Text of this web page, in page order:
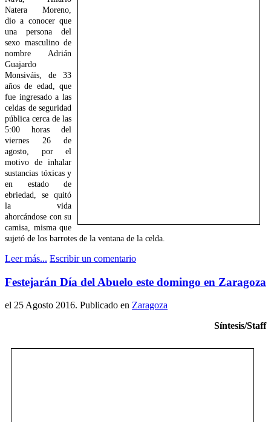
Natera Moreno,
dio a conocer que
una persona del
sexo masculino de
nombre Adrián
Guajardo
Monsiváis, de 33
años de edad, que
fue ingresado a las
celdas de seguridad
pública cerca de las
5:00 horas del
viernes 26 de
agosto, por el
motivo de inhalar
sustancias tóxicas y
en estado de
ebriedad, se quitó
la vida
ahorcándose con su
camisa, misma que
sujetó de los barrotes de la ventana de la celda.
Leer más... Escribir un comentario
Festejarán Día del Abuelo este domingo en Zaragoza
el 25 Agosto 2016. Publicado en Zaragoza
Síntesis/Staff